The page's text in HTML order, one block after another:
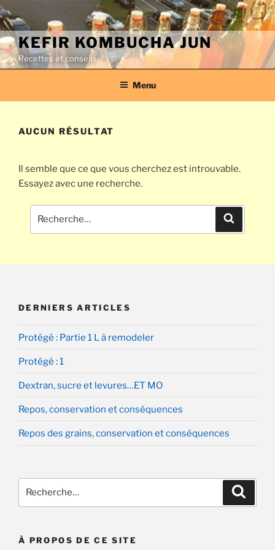
Aller
au
contenu
principalKEFIR KOMBUCHA JUN
Recettes et conseils
Menu
AUCUN RÉSULTAT
Il semble que ce que vous cherchez est introuvable.
Essayez avec une recherche.
pour
DERNIERS ARTICLES
Protégé : Partie 1 L à remodeler
Protégé : 1
Dextran, sucre et levures…ET MO
Repos, conservation et conséquences
Repos des grains, conservation et conséquences
pour
À PROPOS DE CE SITE